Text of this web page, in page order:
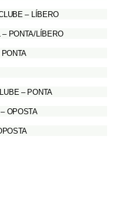
– LÍBERO
PONTA/LÍBERO
– PONTA
OPOSTA